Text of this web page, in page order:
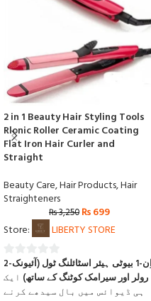
2 in 1 Beauty Hair Styling Tools
Rlonic Roller Ceramic Coating
Flat Iron Hair Curler and
Straight
Beauty Care,Hair Products,Hair
Straighteners
₨3,250 ₨699
Store:
LIBERTY STORE
0
out
of
2-اِن-1 بیوٹی ہیئر اسٹائلنگ ٹول (آئیونک
رولر اور سیرامک کوٹنگ کے ساتھ) ایک
ہی ڈیوائس میں بال سیدھے کرنے